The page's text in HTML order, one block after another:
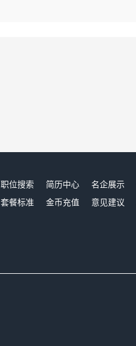
职位搜索 简历中心 名企展示
套餐标准
金币充值 意见建议